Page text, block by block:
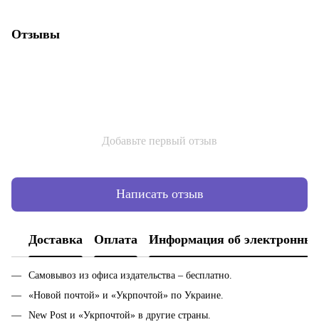
Отзывы
Добавьте первый отзыв
Написать отзыв
Доставка Оплата Информация об
Самовывоз из офиса издательства – бесплатно.
«Новой почтой» и «Укрпочтой» по Украине.
New Post и «Укрпочтой» в другие страны.